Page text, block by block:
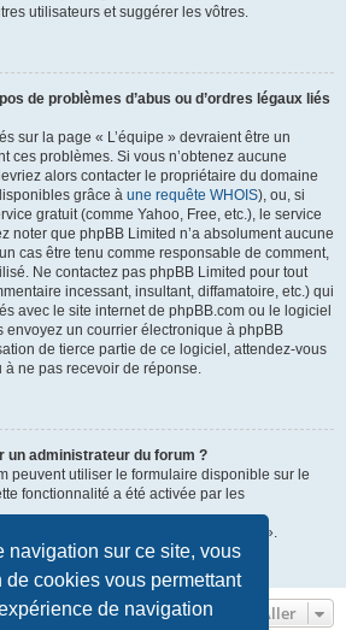
navigation sur ce site, vous
de cookies vous permettant
de navigation
utilisateurs et suggérer les vôtres.
de problèmes d’abus ou d’ordres légaux liés
sur la page « L’équipe » devraient être un
ces problèmes. Si vous n’obtenez aucune
alors contacter le propriétaire du domaine
grâce à une requête WHOIS), ou, si
gratuit (comme Yahoo, Free, etc.), le service
noter que phpBB Limited n’a absolument aucune
cas être tenu comme responsable de comment,
Ne contactez pas phpBB Limited pour tout
incessant, insultant, diffamatoire, etc.) qui
avec le site internet de phpBB.com ou le logiciel
envoyez un courrier électronique à phpBB
de tierce partie de ce logiciel, attendez-vous
ne pas recevoir de réponse.
un administrateur du forum ?
peuvent utiliser le formulaire disponible sur le
fonctionnalité a été activée par les
également utiliser le lien « L’équipe ».
Aller